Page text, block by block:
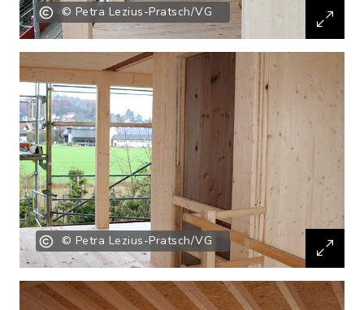
© Petra Lezius-Pratsch/VG
© Petra Lezius-Pratsch/VG